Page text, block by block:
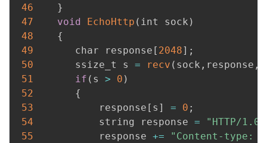
46
}
47
void EchoHttp ( int sock )
48
{
49
       char response
[ 2048] ;
50
       ssize_t s
= recv ( sock , response ,
51
if ( s > 0 )
52
{
53
           response
[ s ] = 0 ;
54
           string response
=
"HTTP/
55
           response
+=
"Content-type: